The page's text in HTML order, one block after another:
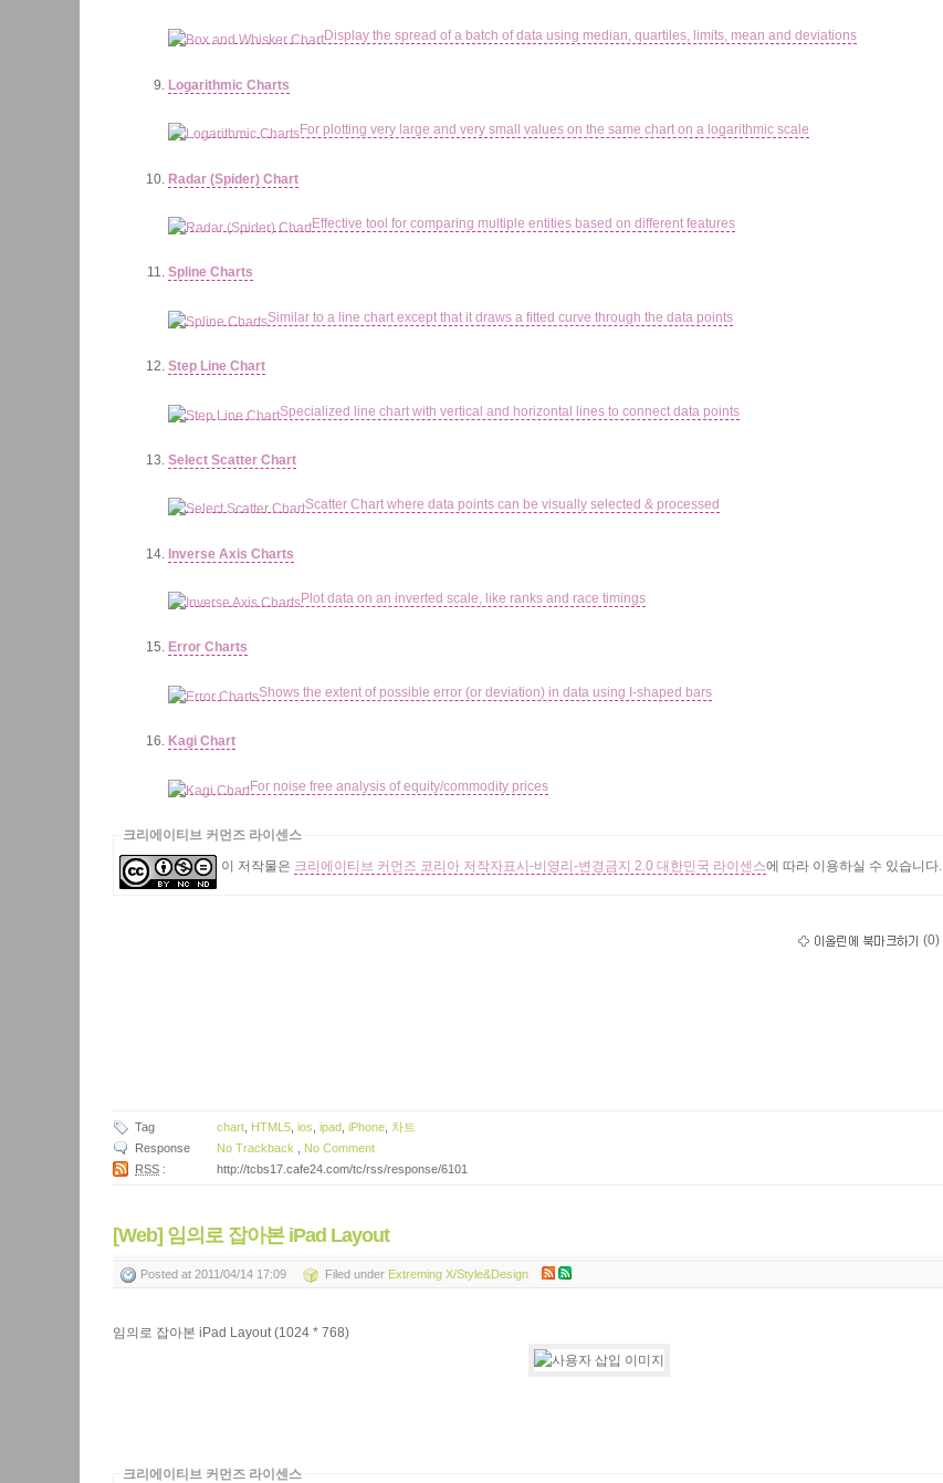
Display the spread of a batch of data using median, quartiles, limits, mean and deviations
Logarithmic Charts
For plotting very large and very small values on the same chart on a logarithmic scale
Radar (Spider) Chart
Effective tool for comparing multiple entities based on different features
Spline Charts
Similar to a line chart except that it draws a fitted curve through the data points
Step Line Chart
Specialized line chart with vertical and horizontal lines to connect data points
Select Scatter Chart
Scatter Chart where data points can be visually selected & processed
Inverse Axis Charts
Plot data on an inverted scale, like ranks and race timings
Error Charts
Shows the extent of possible error (or deviation) in data using I-shaped bars
Kagi Chart
For noise free analysis of equity/commodity prices
크리에이티브 커먼즈 라이센스
이 저작물은 크리에이티브 커먼즈 코리아 저작자표시-비영리-변경금지 2.0 대한민국 라이센스에 따라 이용하실 수 있습니다.
(0)
Tag chart, HTML5, ios ipad, iPhone, 차트
Response
No Trackback
No Comment
RSS : http://tcbs17.cafe24.com/tc/rss/response/6101
[Web] 임의로 잡아본 iPad Layout
Posted at 2011/04/14 17:09 Filed under Extreming X/Style&Design
임의로 잡아본 iPad Layout (1024 * 768)
크리에이티브 커먼즈 라이센스